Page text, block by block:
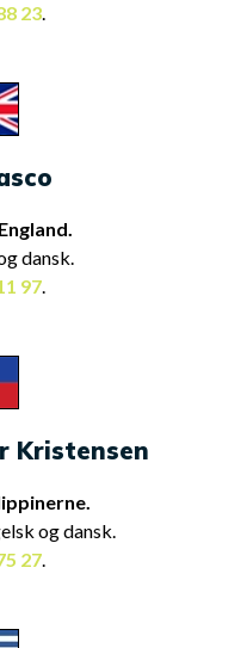
23.
dansk.
97.
Kristensen
og dansk.
27.